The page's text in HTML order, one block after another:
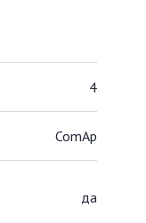
4
ComAp
да